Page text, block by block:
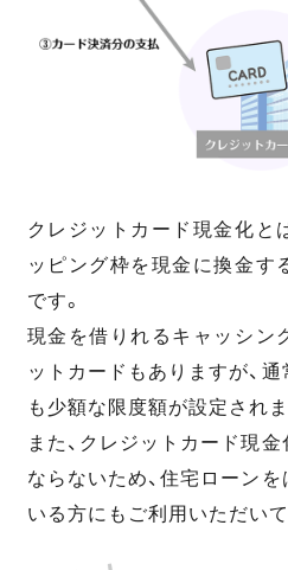
クレジットカード現金化と
ッピング枠を現金に換金す
です。
現金を借りれるキャッシン
ットカードもありますが、
も少額な限度額が設定されま
また、クレジットカード現
ならないため、住宅ローン
いる方にもご利用いただい